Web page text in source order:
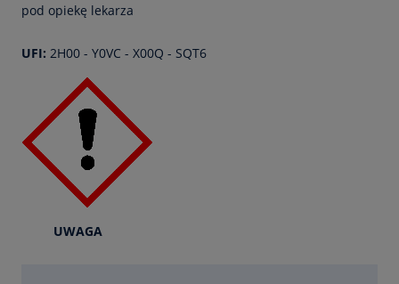
pod opiekę lekarza
UFI: 2H00 - Y0VC - X00Q - SQT6
UWAGA